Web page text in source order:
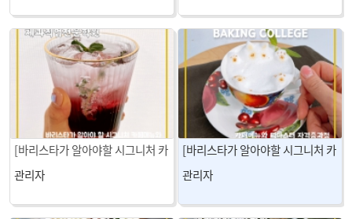
[바리스타가 알아야할 시그니처 카
페메뉴와 티마스터 자격증 과정]
히비스커스 아이스티
관리자
[바리스타가 알아야할 시그니처 카
페메뉴와 티마스터 자격증 과정]
밀크티(고양이라떼)
관리자